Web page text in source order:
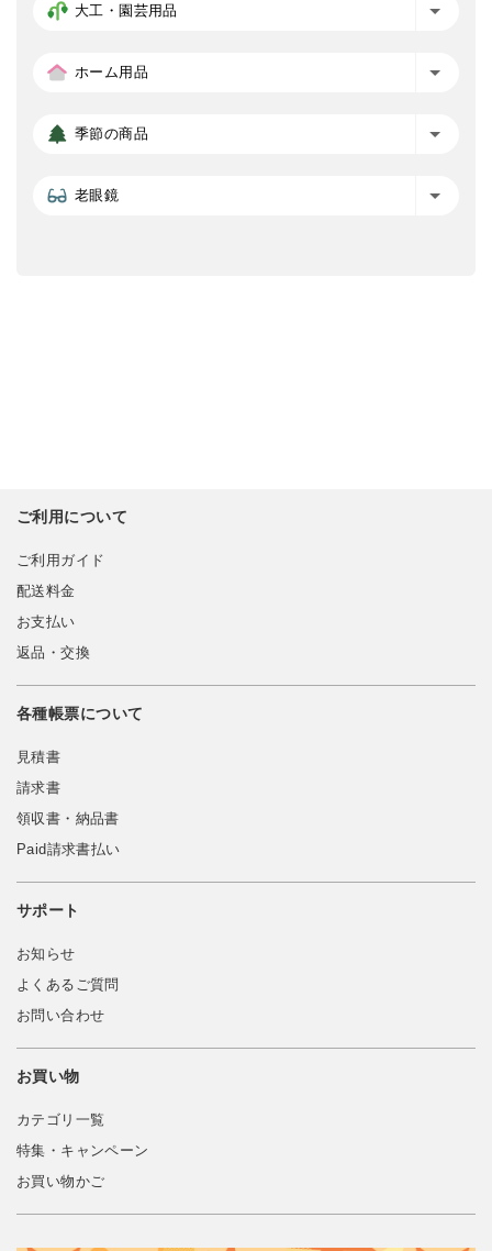
大工・園芸用品
ホーム用品
季節の商品
老眼鏡
ご利用について
ご利用ガイド
配送料金
お支払い
返品・交換
各種帳票について
見積書
請求書
領収書・納品書
Paid請求書払い
サポート
お知らせ
よくあるご質問
お問い合わせ
お買い物
カテゴリ一覧
特集・キャンペーン
お買い物かご